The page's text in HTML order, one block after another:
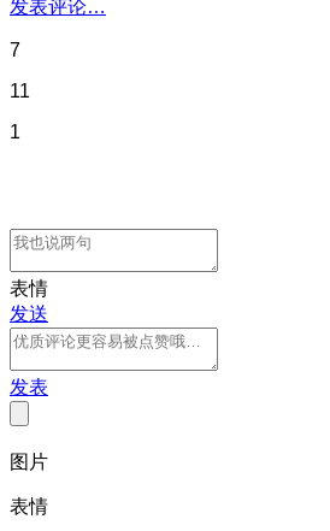
发表评论…
7
11
1
表情
发送
发表
图片
表情